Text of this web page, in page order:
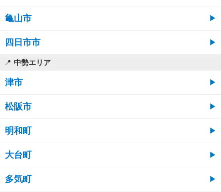
亀山市
四日市市
中勢エリア
津市
松阪市
明和町
大台町
多気町